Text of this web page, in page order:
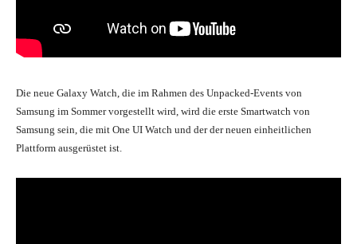
Die neue Galaxy Watch, die im Rahmen des Unpacked-Events von
Samsung im Sommer vorgestellt wird, wird die erste Smartwatch von
Samsung sein, die mit One UI Watch und der der neuen einheitlichen
Plattform ausgerüstet ist.